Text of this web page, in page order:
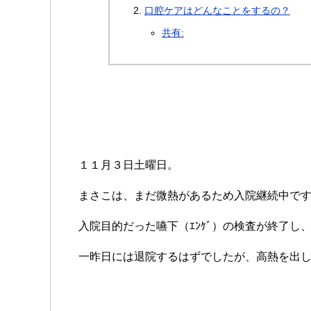
口腔ケアはどんなことをするの？
共有:
１１月３日土曜日。
まさこは、まだ微熱があるため入院継続中です
入院目的だった嚥下（ｴﾝｹﾞ）の検査が終了し、
一昨日には退院するはずでしたが、高熱を出